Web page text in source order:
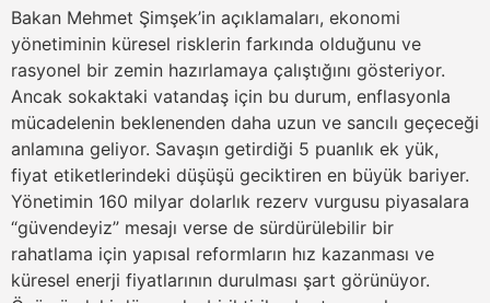
Bakan Mehmet Şimşek’in açıklamaları, ekonomi
yönetiminin küresel risklerin farkında olduğunu ve
rasyonel bir zemin hazırlamaya çalıştığını gösteriyor.
Ancak sokaktaki vatandaş için bu durum, enflasyonla
mücadelenin beklenenden daha uzun ve sancılı geçeceği
anlamına geliyor. Savaşın getirdiği 5 puanlık ek yük,
fiyat etiketlerindeki düşüşü geciktiren en büyük bariyer.
Yönetimin 160 milyar dolarlık rezerv vurgusu piyasalara
“güvendeyiz” mesajı verse de sürdürülebilir bir
rahatlama için yapısal reformların hız kazanması ve
küresel enerji fiyatlarının durulması şart görünüyor.